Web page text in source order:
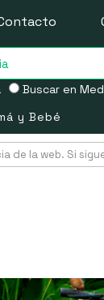
Buscar en
y Bebé
de la web. Si